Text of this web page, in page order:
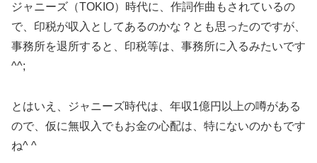
ジャニーズ（TOKIO）時代に、作詞作曲もされているの
で、印税が収入としてあるのかな？とも思ったのですが、
事務所を退所すると、印税等は、事務所に入るみたいです
^^;
とはいえ、ジャニーズ時代は、年収1億円以上の噂がある
ので、仮に無収入でもお金の心配は、特にないのかもです
ね^ ^